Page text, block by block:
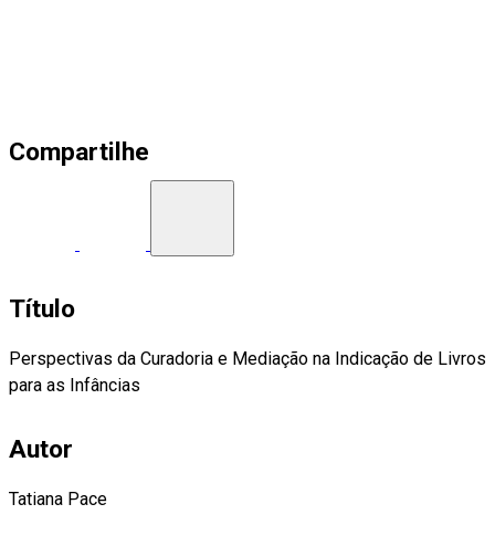
Compartilhe
Título
Perspectivas da Curadoria e Mediação na Indicação de Livros
para as Infâncias
Autor
Tatiana Pace